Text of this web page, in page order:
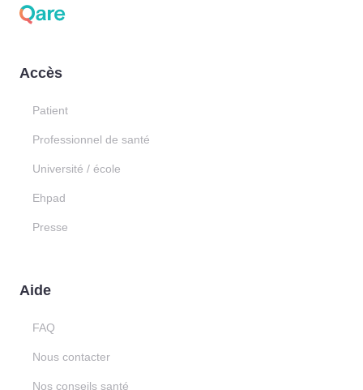
Accès
Patient
Professionnel de santé
Université / école
Ehpad
Presse
Aide
FAQ
Nous contacter
Nos conseils santé